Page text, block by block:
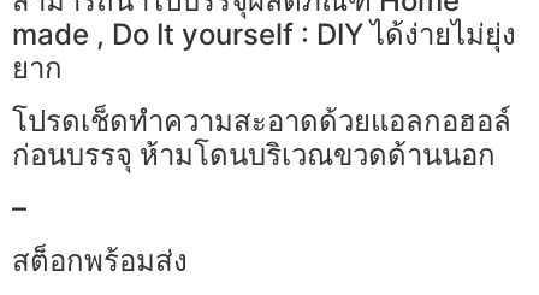
made , Do It yourself : DIY ได้ง่ายไม่ยุ่ง
ยาก
โปรดเช็ดทำความสะอาดด้วยแอลกอฮอล์
ก่อนบรรจุ ห้ามโดนบริเวณขวดด้านนอก
–
สต็อกพร้อมส่ง